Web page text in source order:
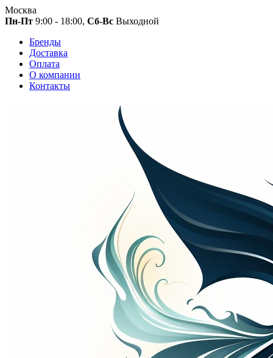
Москва
Пн-Пт 9:00 - 18:00, Сб-Вс Выходной
Бренды
Доставка
Оплата
О компании
Контакты